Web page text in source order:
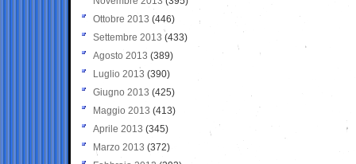
Ottobre 2013 (446)
Settembre 2013 (433)
Agosto 2013 (389)
Luglio 2013 (390)
Giugno 2013 (425)
Maggio 2013 (413)
Aprile 2013 (345)
Marzo 2013 (372)